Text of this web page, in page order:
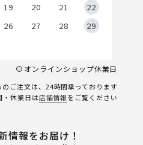
19 20 21
22
26 27 28
29
オンラインショップ休業日
ご注文は、24時間承っております
休業日は店舗情報をご覧ください
情報をお届け！